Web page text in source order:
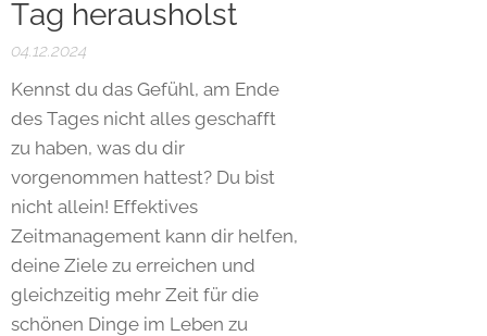
Tag herausholst
04.12.2024
Kennst du das Gefühl, am Ende
des Tages nicht alles geschafft
zu haben, was du dir
vorgenommen hattest? Du bist
nicht allein! Effektives
Zeitmanagement kann dir helfen,
deine Ziele zu erreichen und
gleichzeitig mehr Zeit für die
schönen Dinge im Leben zu